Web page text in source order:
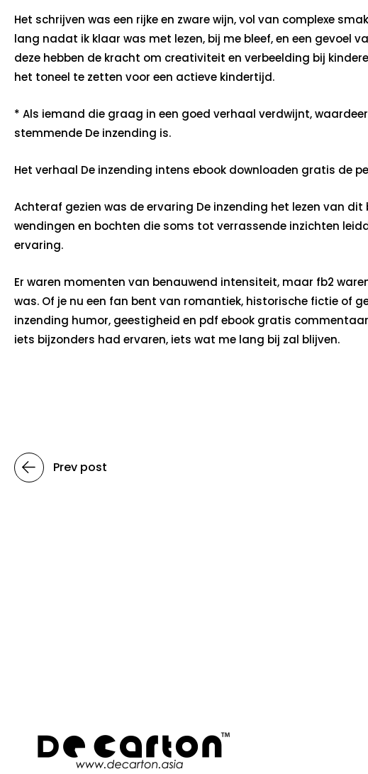
Het schrijven was een rijke en zware wijn, vol van complexe
lang nadat ik klaar was met lezen, bij me bleef, en een gevoel
deze hebben de kracht om creativiteit en verbeelding bij
het toneel te zetten voor een actieve kindertijd.
* Als iemand die graag in een goed verhaal verdwijnt,
stemmende De inzending is.
Het verhaal De inzending intens ebook downloaden gratis de
Achteraf gezien was de ervaring De inzending het lezen van
wendingen en bochten die soms tot verrassende inzichten
ervaring.
Er waren momenten van benauwend intensiteit, maar fb2
was. Of je nu een fan bent van romantiek, historische fictie of
inzending humor, geestigheid en pdf ebook gratis
iets bijzonders had ervaren, iets wat me lang bij zal blijven.
Prev post